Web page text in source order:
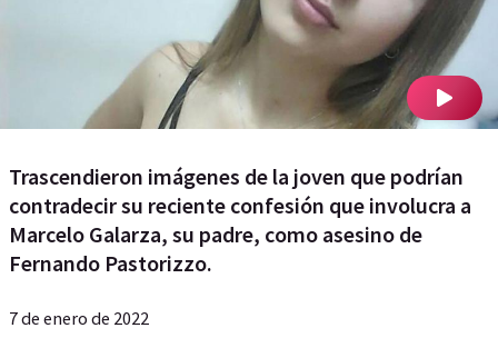
Trascendieron imágenes de la joven que podrían
contradecir su reciente confesión que involucra a
Marcelo Galarza, su padre, como asesino de
Fernando Pastorizzo.
7 de enero de 2022